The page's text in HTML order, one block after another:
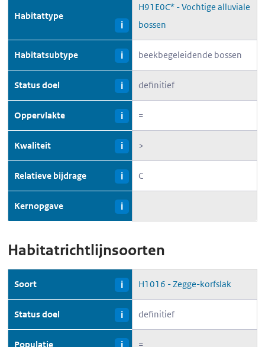
Habitattype
i
H91E0C* - Vochtige alluviale
bossen
Habitatsubtype i beekbegeleidende bossen
Status doel i definitief
Oppervlakte i =
Kwaliteit i >
Relatieve bijdrage i C
Kernopgave i
Habitatrichtlijnsoorten
Soort i H1016 - Zegge-korfslak
Status doel i definitief
Populatie i =